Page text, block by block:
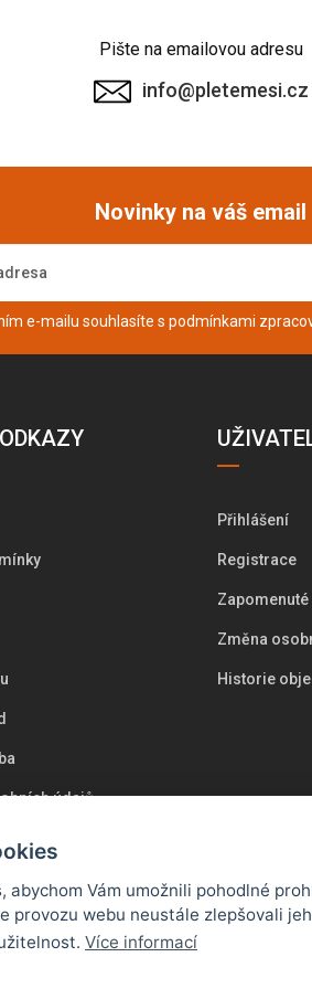
Pište na emailovou adresu
info@pletemesi.cz
Novinky na váš email
e-mailu souhlasíte s podmínkami
údajů
Přihlášení
Registrace
Změna
Historie
abychom Vám umožnili pohodlné
provozu webu neustále zlepšovali
Více informací